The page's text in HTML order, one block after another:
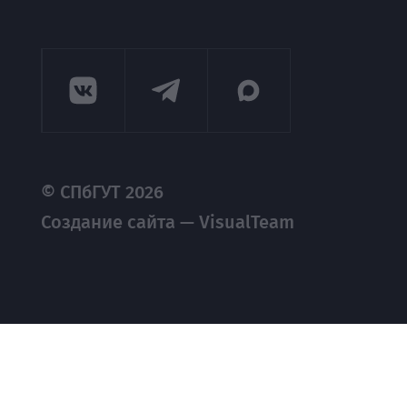
© СПбГУТ 2026
Создание сайта — VisualTeam